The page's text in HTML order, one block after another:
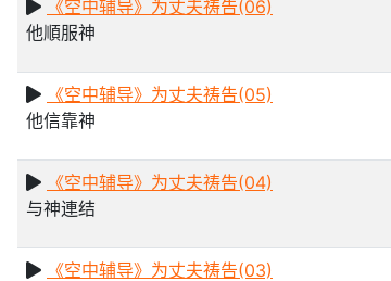
《空中辅导》为丈夫祷告(06)
他順服神
《空中辅导》为丈夫祷告(05)
他信靠神
《空中辅导》为丈夫祷告(04)
与神連结
《空中辅导》为丈夫祷告(03)